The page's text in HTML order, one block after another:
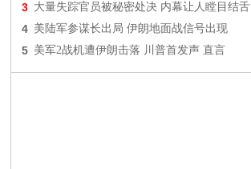
3 大量失踪官员被秘密处决 内幕让人瞠目结舌
4 美陆军参谋长出局 伊朗地面战信号出现
5 美军2战机遭伊朗击落 川普首发声 直言